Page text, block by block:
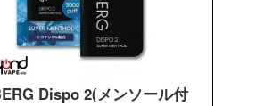
Dispo 2(メンソール付